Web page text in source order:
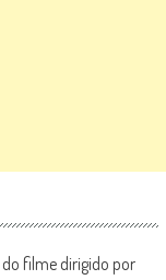
do filme dirigido por